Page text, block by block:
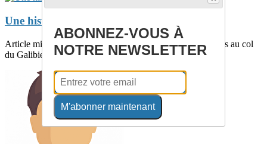
Une histoire de la route du col du Galibier
Article mis à jour le 16/03/2025.Les travaux routiers relatifs au col
du Galibier décrits ici se...
ABONNEZ-VOUS À
NOTRE NEWSLETTER
M'abonner maintenant